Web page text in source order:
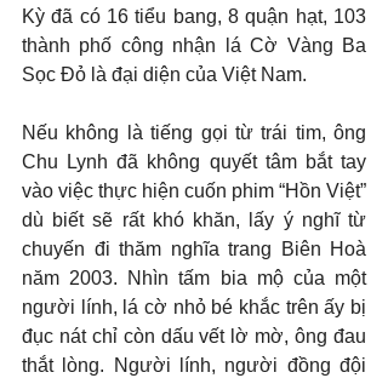
Kỳ đã có 16 tiểu bang, 8 quận hạt, 103
thành phố công nhận lá Cờ Vàng Ba
Sọc Đỏ là đại diện của Việt Nam.
Nếu không là tiếng gọi từ trái tim, ông
Chu Lynh đã không quyết tâm bắt tay
vào việc thực hiện cuốn phim “Hồn Việt”
dù biết sẽ rất khó khăn, lấy ý nghĩ từ
chuyến đi thăm nghĩa trang Biên Hoà
năm 2003. Nhìn tấm bia mộ của một
người lính, lá cờ nhỏ bé khắc trên ấy bị
đục nát chỉ còn dấu vết lờ mờ, ông đau
thắt lòng. Người lính, người đồng đội